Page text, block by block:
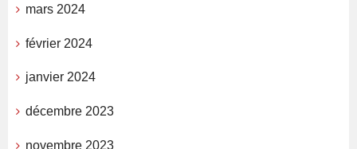
mars 2024
février 2024
janvier 2024
décembre 2023
novembre 2023